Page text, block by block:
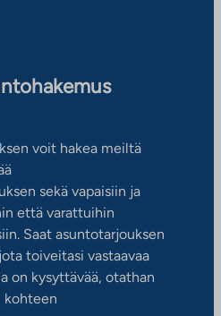
voit hakea meiltä
sekä vapaisiin ja
että varattuihin
Saat asuntotarjouksen
toiveitasi vastaavaa
on kysyttävää, otathan
kohteen